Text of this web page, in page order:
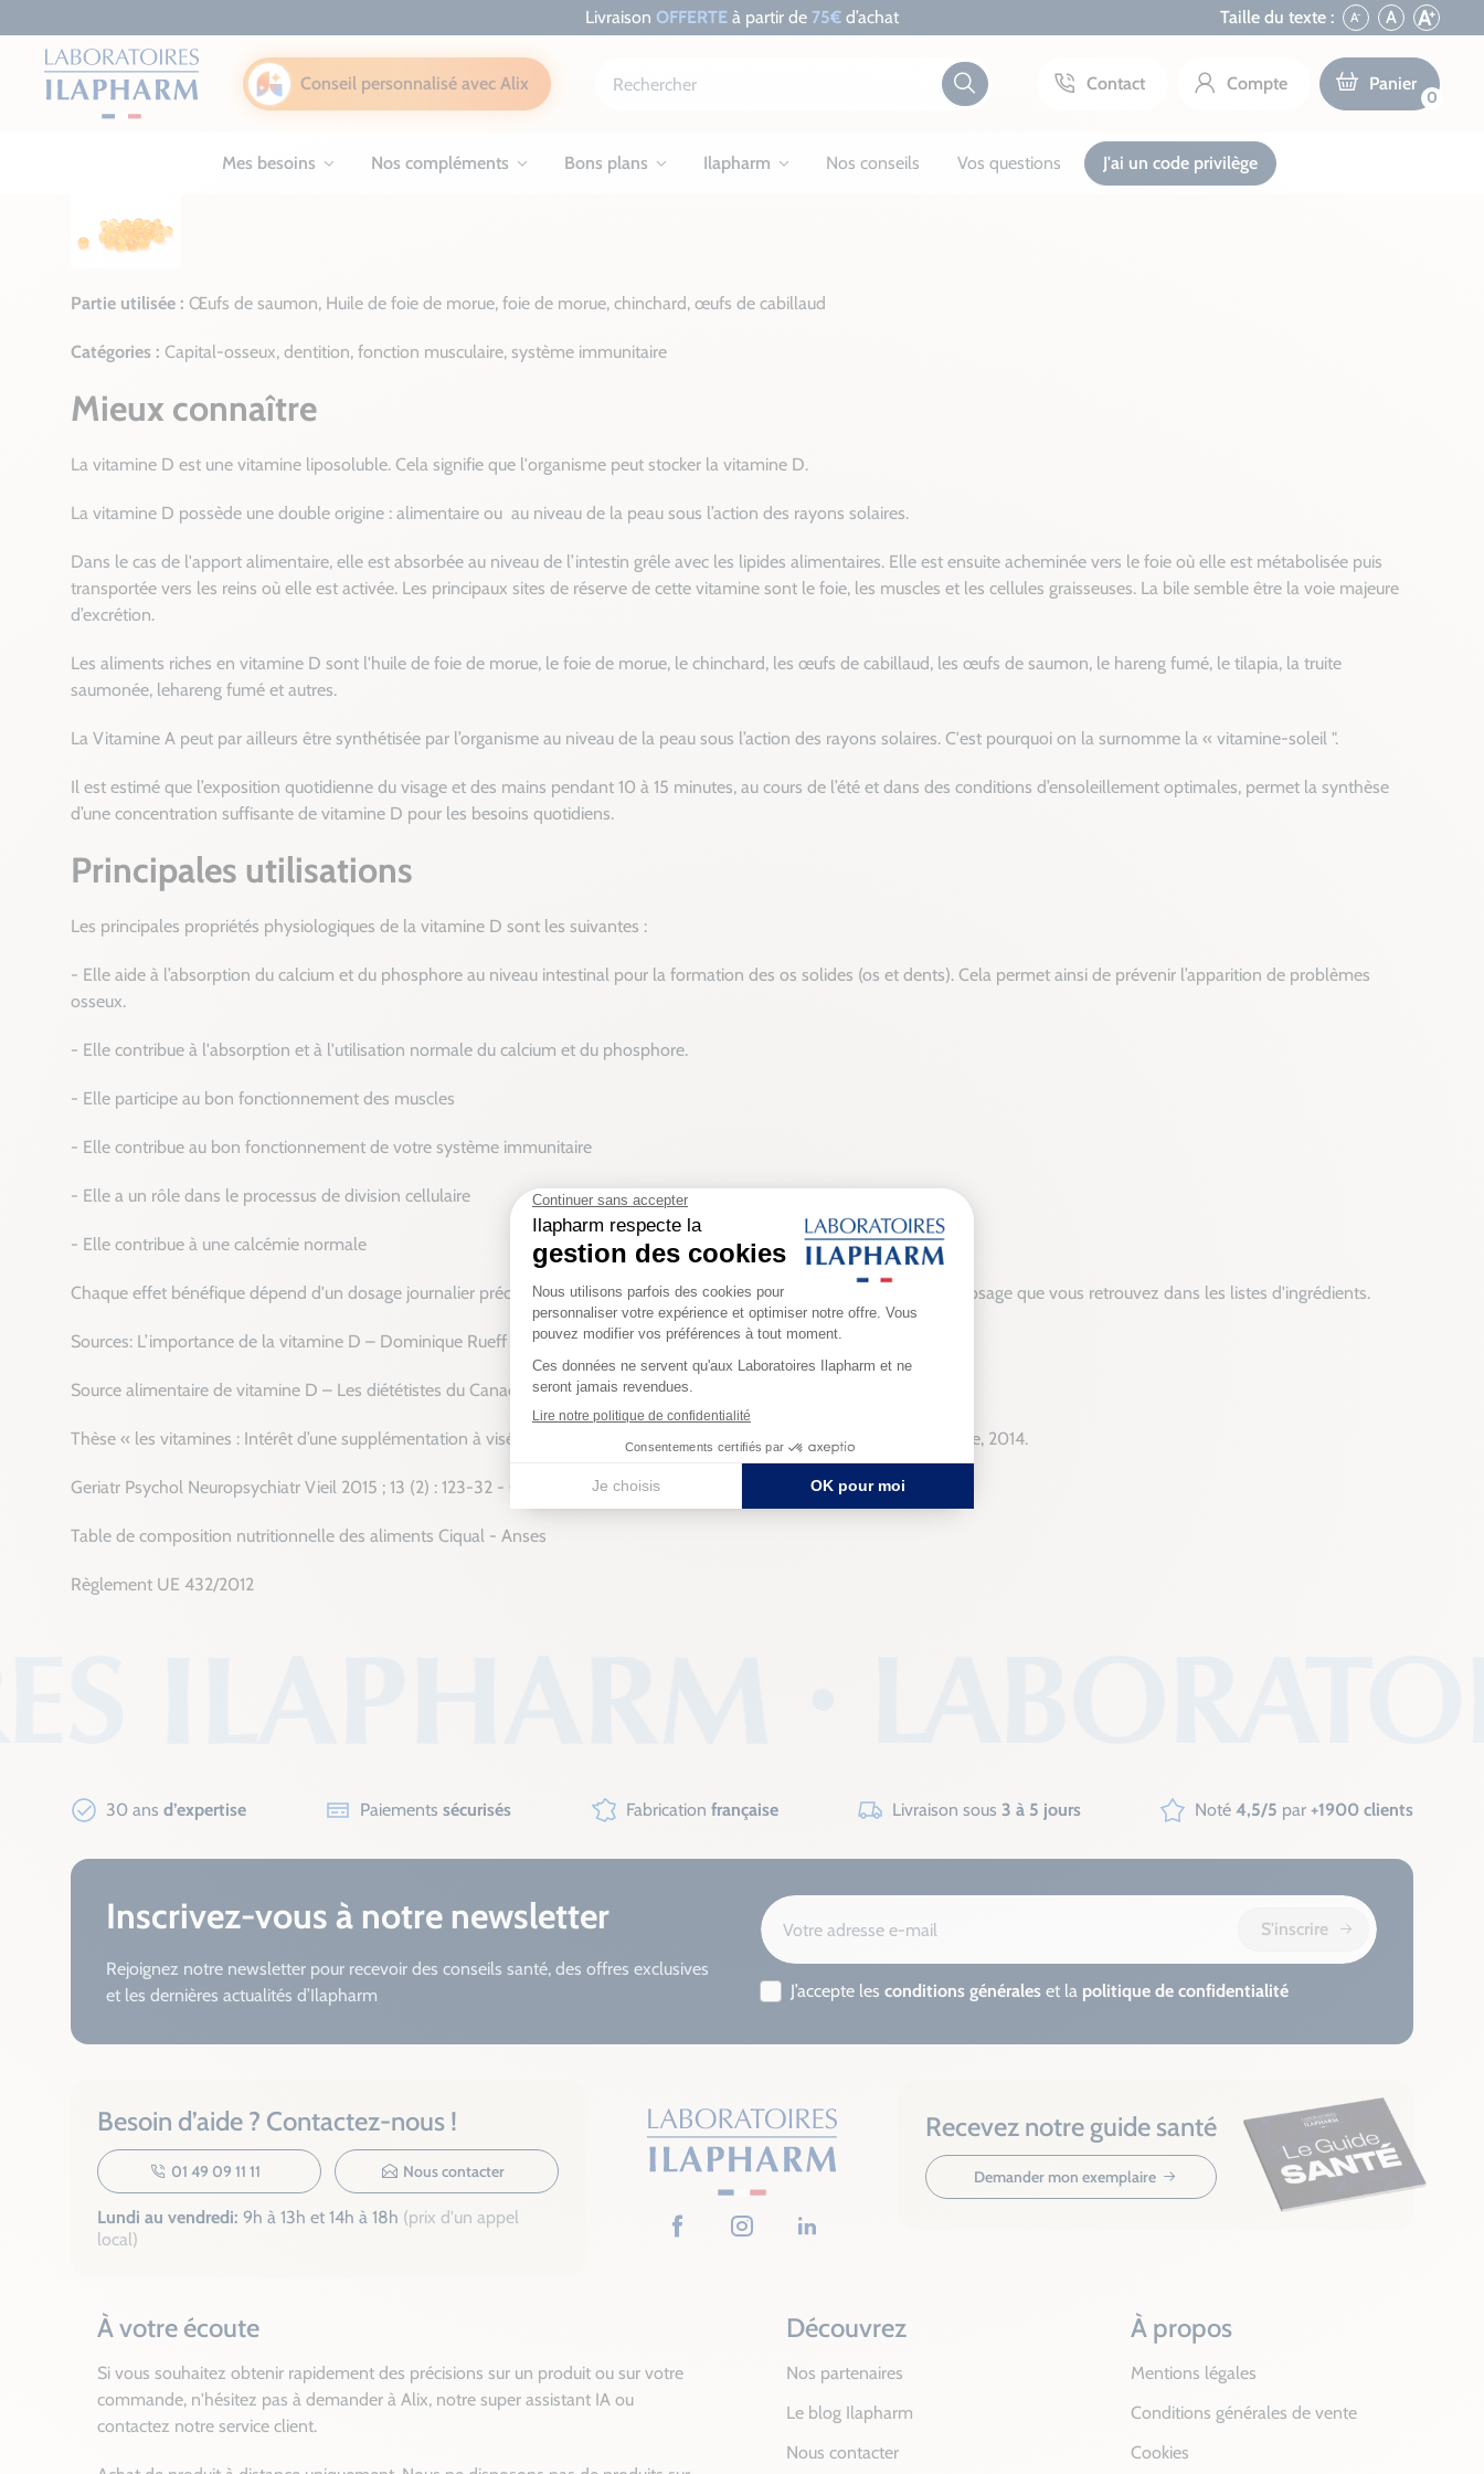
Livraison OFFERTE à partir de 75€ d’achat Taille du texte : A- A A+
Conseil personnalisé avec Alix Contact Compte Panier
0
Mes besoins Nos compléments Bons plans Ilapharm Nos conseils Vos questions J'ai un code privilège
Partie utilisée : Œufs de saumon, Huile de foie de morue, foie de morue, chinchard, œufs de cabillaud
Catégories : Capital-osseux, dentition, fonction musculaire, système immunitaire
Mieux connaître
La vitamine D est une vitamine liposoluble. Cela signifie que l'organisme peut stocker la vitamine D.
La vitamine D possède une double origine : alimentaire ou au niveau de la peau sous l’action des rayons solaires.
Dans le cas de l'apport alimentaire, elle est absorbée au niveau de l’intestin grêle avec les lipides alimentaires. Elle est ensuite acheminée vers le foie où elle est métabolisée puis
transportée vers les reins où elle est activée. Les principaux sites de réserve de cette vitamine sont le foie, les muscles et les cellules graisseuses. La bile semble être la voie majeure
d’excrétion.
Les aliments riches en vitamine D sont l'huile de foie de morue, le foie de morue, le chinchard, les œufs de cabillaud, les œufs de saumon, le hareng fumé, le tilapia, la truite
saumonée, lehareng fumé et autres.
La Vitamine A peut par ailleurs être synthétisée par l’organisme au niveau de la peau sous l’action des rayons solaires. C'est pourquoi on la surnomme la « vitamine-soleil ".
Il est estimé que l’exposition quotidienne du visage et des mains pendant 10 à 15 minutes, au cours de l’été et dans des conditions d’ensoleillement optimales, permet la synthèse
d’une concentration suffisante de vitamine D pour les besoins quotidiens.
Principales utilisations
Les principales propriétés physiologiques de la vitamine D sont les suivantes :
- Elle aide à l’absorption du calcium et du phosphore au niveau intestinal pour la formation des os solides (os et dents). Cela permet ainsi de prévenir l’apparition de problèmes
osseux.
- Elle contribue à l'absorption et à l'utilisation normale du calcium et du phosphore.
- Elle participe au bon fonctionnement des muscles
- Elle contribue au bon fonctionnement de votre système immunitaire
- Elle a un rôle dans le processus de division cellulaire
- Elle contribue à une calcémie normale
Chaque effet bénéfique dépend d'un dosage journalier précis et spécifique. Chacun de nos produits respecte ce dosage, dosage que vous retrouvez dans les listes d'ingrédients.
Sources: L’importance de la vitamine D – Dominique Rueff
Source alimentaire de vitamine D – Les diététistes du Canada
Thèse « les vitamines : Intérêt d’une supplémentation à visée préventive ou curative chez l’Homme. », DRIBAULT Hermine, 2014.
Geriatr Psychol Neuropsychiatr Vieil 2015 ; 13 (2) : 123-32 - C. Breysse, et al.
Table de composition nutritionnelle des aliments Ciqual - Anses
Règlement UE 432/2012
30 ans d’expertise Paiementssécurisés Fabrication française Livraison sous 3 à 5 jours Noté 4,5/5 par +1900 clients
Inscrivez-vous à notre newsletter
Rejoignez notre newsletter pour recevoir des conseils santé, des offres exclusives
et les dernières actualités d’Ilapharm
S'inscrire
J’accepte les conditions générales et la politique de confidentialité
Besoin d’aide ? Contactez-nous !
01 49 09 11 11 Nous contacter
Lundi au vendredi: 9h à 13h et 14h à 18h (prix d'un appel
local)
FacebookInstagramLinkedIn
Recevez notre guide santé
Demander mon exemplaire
À votre écoute
Si vous souhaitez obtenir rapidement des précisions sur un produit ou sur votre
commande, n'hésitez pas à demander à Alix, notre super assistant IA ou
contactez notre service client.
Découvrez
Nos partenaires
Le blog Ilapharm
Nous contacter
À propos
Mentions légales
Conditions générales de vente
Cookies